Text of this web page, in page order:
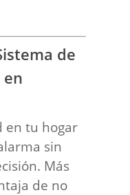
de
en
en tu hogar
sin
Más
de no